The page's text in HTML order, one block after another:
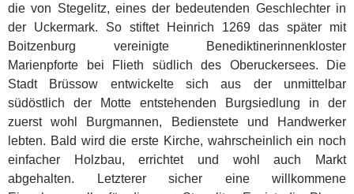
die von Stegelitz, eines der bedeutenden Geschlechter in
der Uckermark. So stiftet Heinrich 1269 das später mit
Boitzenburg vereinigte Benediktinerinnenkloster
Marienpforte bei Flieth südlich des Oberuckersees. Die
Stadt Brüssow entwickelte sich aus der unmittelbar
südöstlich der Motte entstehenden Burgsiedlung in der
zuerst wohl Burgmannen, Bedienstete und Handwerker
lebten. Bald wird die erste Kirche, wahrscheinlich ein noch
einfacher Holzbau, errichtet und wohl auch Markt
abgehalten. Letzterer sicher eine willkommene